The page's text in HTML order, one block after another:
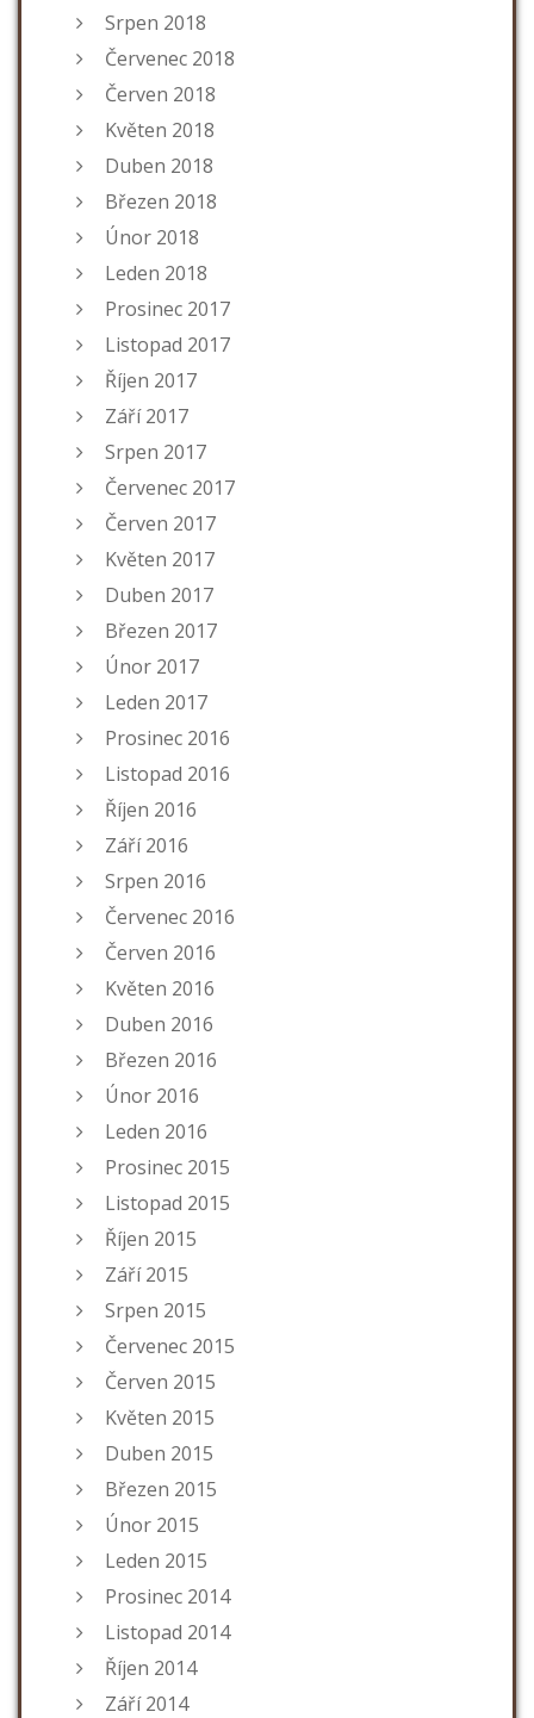
Srpen 2018
Červenec 2018
Červen 2018
Květen 2018
Duben 2018
Březen 2018
Únor 2018
Leden 2018
Prosinec 2017
Listopad 2017
Říjen 2017
Září 2017
Srpen 2017
Červenec 2017
Červen 2017
Květen 2017
Duben 2017
Březen 2017
Únor 2017
Leden 2017
Prosinec 2016
Listopad 2016
Říjen 2016
Září 2016
Srpen 2016
Červenec 2016
Červen 2016
Květen 2016
Duben 2016
Březen 2016
Únor 2016
Leden 2016
Prosinec 2015
Listopad 2015
Říjen 2015
Září 2015
Srpen 2015
Červenec 2015
Červen 2015
Květen 2015
Duben 2015
Březen 2015
Únor 2015
Leden 2015
Prosinec 2014
Listopad 2014
Říjen 2014
Září 2014